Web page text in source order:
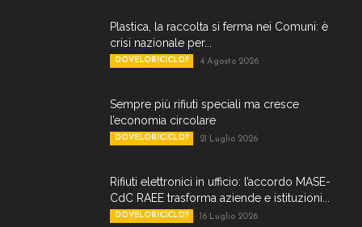
Plastica, la raccolta si ferma nei Comuni: è
crisi nazionale per...
DOVELORICICLO? 4 Agosto 2026
Sempre più rifiuti speciali ma cresce
l’economia circolare
DOVELORICICLO? 21 Luglio 2026
Rifiuti elettronici in ufficio: l’accordo MASE-
CdC RAEE trasforma aziende e istituzioni...
DOVELORICICLO? 16 Luglio 2026